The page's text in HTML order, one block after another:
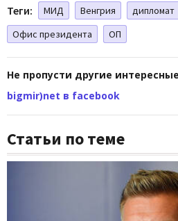
Теги: МИД Венгрия дипломат
Офис президента
ОП
Не пропусти другие
bigmir)net в facebook
Статьи по теме